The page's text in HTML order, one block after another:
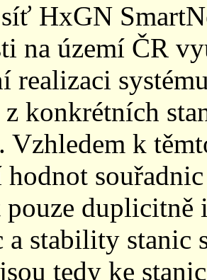
HxGN
na území ČR
realizaci
konkrétních
Vzhledem k
hodnot
pouze
a stability stanic
tedy ke